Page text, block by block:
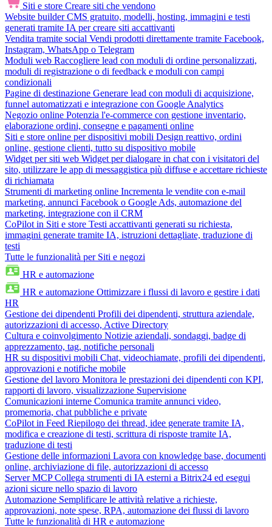
Siti e store Creare siti che vendono
Website builder CMS gratuito, modelli, hosting, immagini e testi
generati tramite IA per creare siti accattivanti
Vendita tramite social Vendi prodotti direttamente tramite Facebook,
Instagram, WhatsApp o Telegram
Moduli web Raccogliere lead con moduli di ordine personalizzati,
moduli di registrazione o di feedback e moduli con campi
condizionali
Pagine di destinazione Generare lead con moduli di acquisizione,
funnel automatizzati e integrazione con Google Analytics
Negozio online Potenzia l'e-commerce con gestione inventario,
elaborazione ordini, consegne e pagamenti online
Siti e store online per dispositivi mobili Design reattivo, ordini
online, gestione clienti, tutto su dispositivo mobile
Widget per siti web Widget per dialogare in chat con i visitatori del
sito, utilizzare le app di messaggistica più diffuse e accettare richieste
di richiamata
Strumenti di marketing online Incrementa le vendite con e-mail
marketing, annunci Facebook o Google Ads, automazione del
marketing, integrazione con il CRM
CoPilot in Siti e store Testi accattivanti generati su richiesta,
immagini generate tramite IA, istruzioni dettagliate, traduzione di
testi
Tutte le funzionalità per Siti e negozi
HR e automazione
HR e automazione Ottimizzare i flussi di lavoro e gestire i dati
HR
Gestione dei dipendenti Profili dei dipendenti, struttura aziendale,
autorizzazioni di accesso, Active Directory
Cultura e coinvolgimento Notizie aziendali, sondaggi, badge di
apprezzamento, tag, notifiche personali
HR su dispositivi mobili Chat, videochiamate, profili dei dipendenti,
approvazioni e notifiche mobile
Gestione del lavoro Monitora le prestazioni dei dipendenti con KPI,
rapporti di lavoro, visualizzazione Supervisione
Comunicazioni interne Comunica tramite annunci video,
promemoria, chat pubbliche e private
CoPilot in Feed Riepilogo dei thread, idee generate tramite IA,
modifica e creazione di testi, scrittura di risposte tramite IA,
traduzione di testi
Gestione delle informazioni Lavora con knowledge base, documenti
online, archiviazione di file, autorizzazioni di accesso
Server MCP Collega strumenti di IA esterni a Bitrix24 ed esegui
azioni sicure nello spazio di lavoro
Automazione Semplificare le attività relative a richieste,
approvazioni, note spese, RPA, automazione dei flussi di lavoro
Tutte le funzionalità di HR e automazione